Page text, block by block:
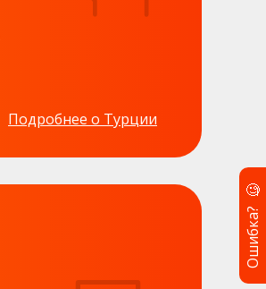
Подробнее о Турции
Ошибка?
🧐